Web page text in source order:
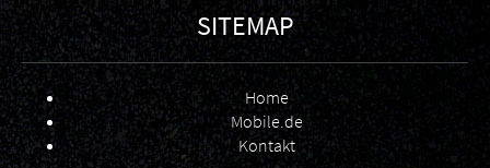
SITEMAP
Home
Mobile.de
Kontakt